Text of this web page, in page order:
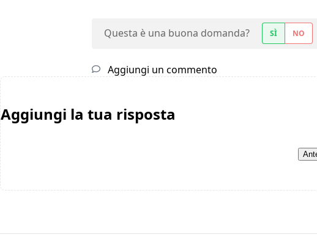
Questa è una buona domanda? SÌ NO
Aggiungi un commento
Aggiungi la tua risposta